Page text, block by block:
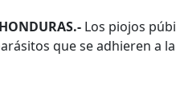
Los piojos
que se adhieren a